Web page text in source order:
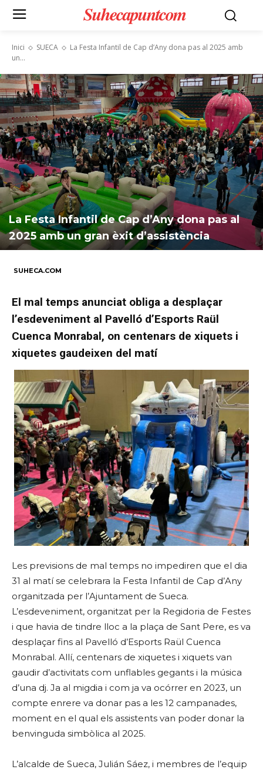
Suhecapuntcom
Inici SUECA
La Festa Infantil de Cap d’Any dona pas al 2025 amb
un...
La Festa Infantil de Cap d’Any dona pas al
2025 amb un gran èxit d’assistència
SUHECA.COM
El mal temps anunciat obliga a desplaçar
l’esdeveniment al Pavelló d’Esports Raül
Cuenca Monrabal, on centenars de xiquets i
xiquetes gaudeixen del matí
Les previsions de mal temps no impediren que el dia
31 al matí se celebrara la Festa Infantil de Cap d’Any
organitzada per l’Ajuntament de Sueca.
L’esdeveniment, organitzat per la Regidoria de Festes
i que havia de tindre lloc a la plaça de Sant Pere, es va
desplaçar fins al Pavelló d’Esports Raül Cuenca
Monrabal. Allí, centenars de xiquetes i xiquets van
gaudir d’activitats com unflables gegants i la música
d’una dj. Ja al migdia i com ja va ocórrer en 2023, un
compte enrere va donar pas a les 12 campanades,
moment en el qual els assistents van poder donar la
benvinguda simbòlica al 2025.
L’alcalde de Sueca, Julián Sáez, i membres de l’equip